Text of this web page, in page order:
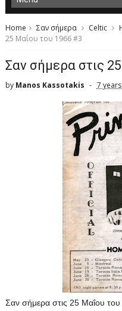
Home Σαν σήμερα Celtic
25 Μαΐου του 1966 #3
Σαν σήμερα στις
by Manos Kassotakis 7
Σαν σήμερα στις 25 Μαΐου